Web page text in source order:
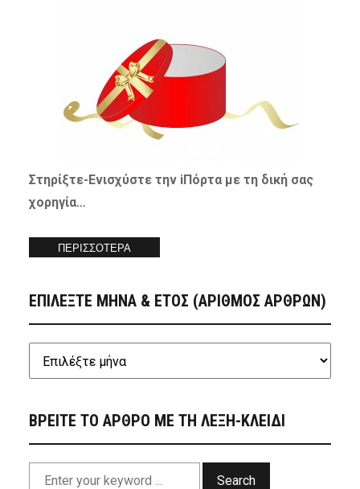
Στηρίξτε-Ενισχύστετην iΠόρτα με τη δική σας
χορηγία…
ΠΕΡΙΣΣΟΤΕΡΑ
ΕΠΙΛΕΞΤΕ ΜΗΝΑ & ΕΤΟΣ (ΑΡΙΘΜΟΣ ΑΡΘΡΩΝ)
ΒΡΕΙΤΕ ΤΟ ΑΡΘΡΟ ΜΕ ΤΗ ΛΕΞΗ-ΚΛΕΙΔΙ
Search